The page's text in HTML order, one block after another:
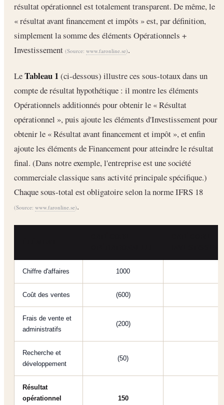
résultat opérationnel est totalement transparent. De même, le
« résultat avant financement et impôts » est, par définition,
simplement la somme des éléments Opérationnels +
Investissement (Source: www.faronline.se).
LeTableau 1(ci-dessous) illustre ces sous-totaux dans un
compte de résultat hypothétique : il montre les éléments
Opérationnels additionnés pour obtenir le « Résultat
opérationnel », puis ajoute les éléments d'Investissement pour
obtenir le « Résultat avant financement et impôt », et enfin
ajoute les éléments de Financement pour atteindre le résultat
final. (Dans notre exemple, l'entreprise est une société
commerciale classique sans activité principale spécifique.)
Chaque sous-total est obligatoire selon la norme IFRS 18
(Source: www.faronline.se).
Chiffre d'affaires 1000
Coût des ventes (600)
Frais de vente et
administratifs
(200)
Recherche et
développement
(50)
Résultat
opérationnel
150